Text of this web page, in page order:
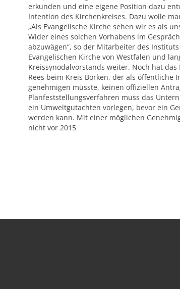
erkunden und eine eigene Position dazu
Intention des Kirchenkreises. Dazu wolle
„Als Evangelische Kirche sehen wir es als
Wider eines solchen Vorhabens im
abzuwägen“, so der Mitarbeiter des
Evangelischen Kirche von Westfalen und
Kreissynodalvorstands weiter. Noch hat
Rees beim Kreis Borken, der als öffentliche
genehmigen müsste, keinen offiziellen
Planfeststellungsverfahren muss das
ein Umweltgutachten vorlegen, bevor ein
werden kann. Mit einer möglichen
nicht vor 2015